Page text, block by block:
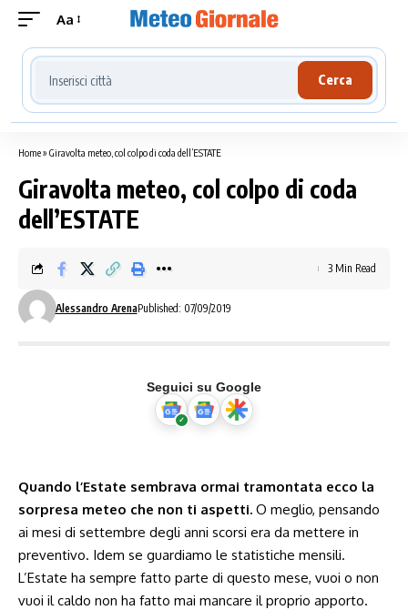
Aa
Cerca località meteo
Cerca
Home» Giravolta meteo, col colpo di coda dell’ESTATE
Giravolta meteo, col colpo di coda
dell’ESTATE
Alessandro ArenaPublished: 07/09/2019
3 Min Read
Seguici su Google
Quando l’Estate sembrava ormai tramontata ecco la
sorpresa meteo che non ti aspetti. O meglio, pensando
ai mesi di settembre degli anni scorsi era da mettere in
preventivo. Idem se guardiamo le statistiche mensili.
L’Estate ha sempre fatto parte di questo mese, vuoi o non
vuoi il caldo non ha fatto mai mancare il proprio apporto.